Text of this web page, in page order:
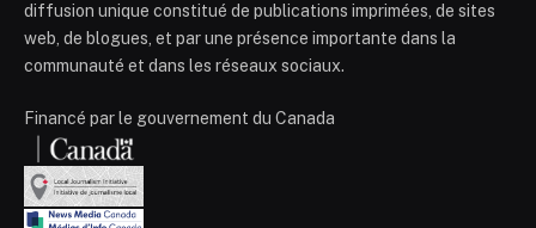
diffusion unique constitué de publications imprimées, de sites
web, de blogues, et par une présence importante dans la
communauté et dans les réseaux sociaux.
Financé par le gouvernement du Canada